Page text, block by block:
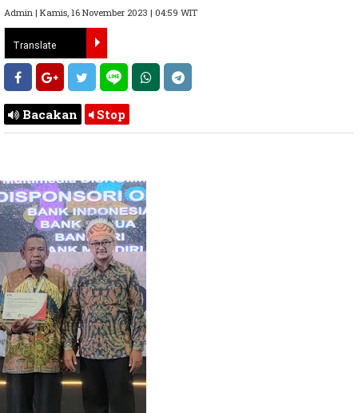
Admin | Kamis, 16 November 2023 | 04:59 WIT
Bacakan Stop